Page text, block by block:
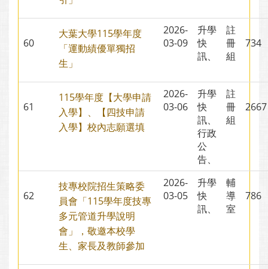
60
大葉大學115學年度
「運動績優單獨招
生」
2026-
03-09
升學
快
訊、
註
冊
組
61
115學年度【大學申請
入學】、【四技申請
入學】校內志願選填
2026-
03-06
升學
快
訊、
行政
公
告、
註
冊
組
62
技專校院招生策略委
員會「115學年度技專
多元管道升學說明
會」，敬邀本校學
生、家長及教師參加
2026-
03-05
升學
快
訊、
輔
導
室